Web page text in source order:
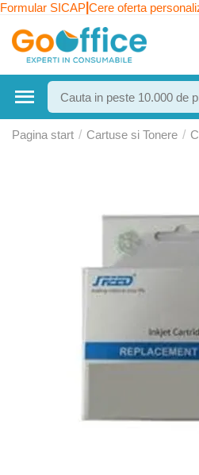
Formular SICAP Cere oferta
Pagina start / Cartuse si Tonere /